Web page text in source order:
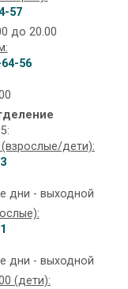
57
до 20.00
56
дети):
дни - выходной
дни - выходной
(дети):